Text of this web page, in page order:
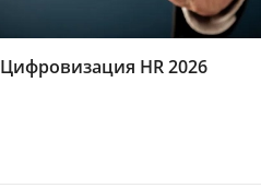
Цифровизация HR 2026